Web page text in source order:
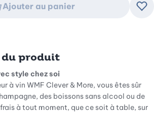
Ajouter au panier
produit
style chez soi
à vin WMF Clever & More, vous êtes sûr
des boissons sans alcool ou de
à tout moment, que ce soit à table, sur